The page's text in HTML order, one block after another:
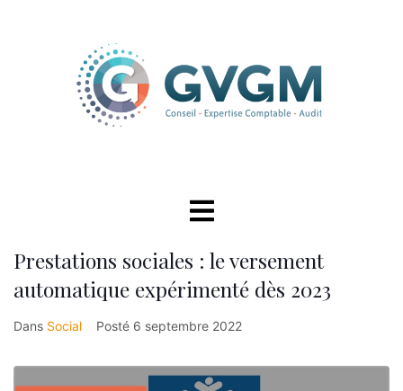
Prestations sociales : le versement
automatique expérimenté dès 2023
Dans Social Posté 6 septembre 2022